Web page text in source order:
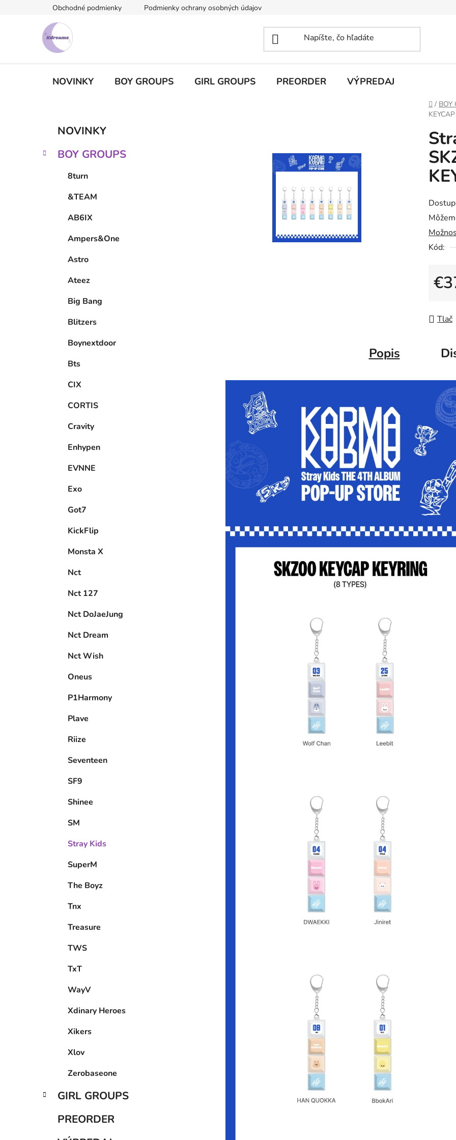
Obchodné podmienky Podmienky ochrany osobných údajov
NOVINKY BOY GROUPS GIRL GROUPS PREORDER VÝPREDAJ
Domov
/ BOY
č
Preskočiť
kategórie
e
NOVINKY
BOY GROUPS
8turn
&TEAM
AB6IX
Ampers&One
Astro
Ateez
Big Bang
Blitzers
Boynextdoor
Bts
CIX
CORTIS
Cravity
Enhypen
EVNNE
Exo
Got7
KickFlip
Monsta X
Nct
Nct 127
Nct DoJaeJung
Nct Dream
Nct Wish
Oneus
P1Harmony
Plave
Riize
Seventeen
SF9
Shinee
SM
Stray Kids
SuperM
The Boyz
Tnx
Treasure
TWS
TxT
WayV
Xdinary Heroes
Xikers
Xlov
Zerobaseone
GIRL GROUPS
PREORDER
Kód:
Tlač
Popis